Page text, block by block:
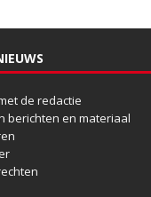
de redactie
berichten en materiaal